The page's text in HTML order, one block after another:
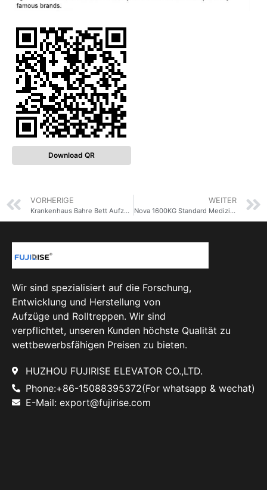
Download QR
VORHERIGE
Krankenhaus Bahre Bett Aufzüge 1600 kg für Patient Medical Lift Edelstahl Kabine Starke Qualität Klinik Aufzug
WEITER
Nova 1600KG Standard Medizinisches Krankenhaus Bett deaktiviert Aufzug
Wir sind spezialisiert auf die Forschung,
Entwicklung und Herstellung von
Aufzüge und Rolltreppen. Wir sind
verpflichtet, unseren Kunden höchste Qualität zu
wettbewerbsfähigen Preisen zu bieten.
HUZHOU FUJIRISE ELEVATOR CO.,LTD.
Phone:+86-15088395372(For whatsapp & wechat)
E-Mail: export@fujirise.com